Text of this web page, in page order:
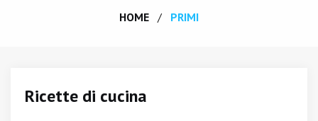
HOME PRIMI
Ricette di cucina